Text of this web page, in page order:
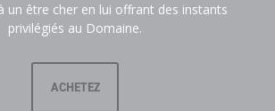
un être cher en lui offrant des instants
privilégiés au Domaine.
ACHETEZ